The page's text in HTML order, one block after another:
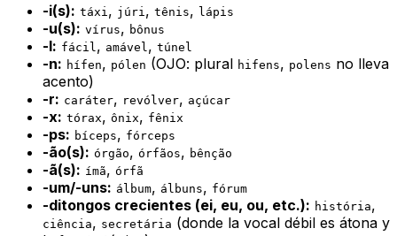
-i(s): táxi , júri , tênis, lápis
-u(s): vírus, bônus
-l: fácil , amável , túnel
-n: hífen, pólen (OJO: plural hifens, polens no lleva
acento)
-r: caráter, revólver, açúcar
-x: tórax, ônix, fênix
-ps: bíceps, fórceps
-ão(s): órgão, órfãos, bênção
-ã(s): ímã, órfã
-um/-uns: álbum, álbuns, fórum
-ditongos crecientes (ei, eu, ou, etc.): história,
ciência, secretária (donde la vocal débil es átona y